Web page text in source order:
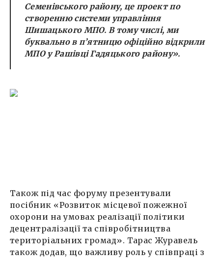
Семенівського району, це проект по
створенню системи управління
Шишацького МПО. В тому числі, ми
буквально в п’ятницю офіційно відкрили
МПО у Рашівці Гадяцького району».
Також під час форуму презентували
посібник «Розвиток місцевої пожежної
охорони на умовах реалізації політики
децентралізації та співробітництва
територіальних громад». Тарас Журавель
також додав, що важливу роль у співпраці з